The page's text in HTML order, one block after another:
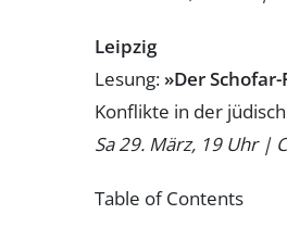
Leipzig
Lesung: »Der
Konflikte in der
Sa 29. März, 19 Uhr |
Table of Contents